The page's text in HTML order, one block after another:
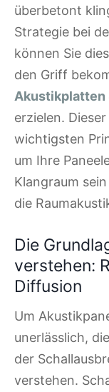
überbetont
Strategie bei
können Sie
den Griff
Akustikplatten
erzielen.
wichtigsten
um Ihre
Klangraum
die
Die
verstehen:
Diffusion
Um
unerlässlich,
der
verstehen.